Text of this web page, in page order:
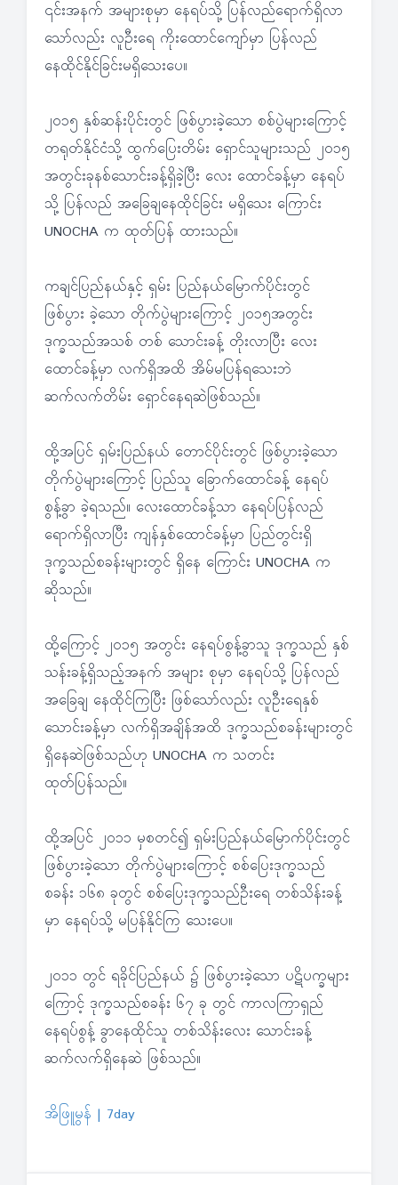
၎င်းအနက် အများစုမှာ နေရပ်သို့ ပြန်လည်ရောက်ရှိလာ
သော်လည်း လူဦးရေ ကိုးထောင်ကျော်မှာ ပြန်လည်
နေထိုင်နိုင်ခြင်းမရှိသေးပေ။
၂၀၁၅ နှစ်ဆန်းပိုင်းတွင် ဖြစ်ပွားခဲ့သော စစ်ပွဲများကြောင့်
တရုတ်နိုင်ငံသို့ ထွက်ပြေးတိမ်း ရှောင်သူများသည် ၂၀၁၅
အတွင်းခုနစ်သောင်းခန့်ရှိခဲ့ပြီး လေး ထောင်ခန့်မှာ နေရပ်
သို့ ပြန်လည် အခြေချနေထိုင်ခြင်း မရှိသေး ကြောင်း
UNOCHA က ထုတ်ပြန် ထားသည်။
ကချင်ပြည်နယ်နှင့် ရှမ်း ပြည်နယ်မြောက်ပိုင်းတွင်
ဖြစ်ပွား ခဲ့သော တိုက်ပွဲများကြောင့် ၂၀၁၅အတွင်း
ဒုက္ခသည်အသစ် တစ် သောင်းခန့် တိုးလာပြီး လေး
ထောင်ခန့်မှာ လက်ရှိအထိ အိမ်မပြန်ရသေးဘဲ
ဆက်လက်တိမ်း ရှောင်နေရဆဲဖြစ်သည်။
ထို့အပြင် ရှမ်းပြည်နယ် တောင်ပိုင်းတွင် ဖြစ်ပွားခဲ့သော
တိုက်ပွဲများကြောင့် ပြည်သူ ခြောက်ထောင်ခန့် နေရပ်
စွန့်ခွာ ခဲ့ရသည်။ လေးထောင်ခန့်သာ နေရပ်ပြန်လည်
ရောက်ရှိလာပြီး ကျန်နှစ်ထောင်ခန့်မှာ ပြည်တွင်းရှိ
ဒုက္ခသည်စခန်းများတွင် ရှိနေ ကြောင်း UNOCHA က
ဆိုသည်။
ထို့ကြောင့် ၂၀၁၅ အတွင်း နေရပ်စွန့်ခွာသူ ဒုက္ခသည် နှစ်
သန်းခန့်ရှိသည့်အနက် အများ စုမှာ နေရပ်သို့ ပြန်လည်
အခြေချ နေထိုင်ကြပြီး ဖြစ်သော်လည်း လူဦးရေနှစ်
သောင်းခန့်မှာ လက်ရှိအချိန်အထိ ဒုက္ခသည်စခန်းများတွင်
ရှိနေဆဲဖြစ်သည်ဟု UNOCHA က သတင်း
ထုတ်ပြန်သည်။
ထို့အပြင် ၂၀၁၁ မှစတင်၍ ရှမ်းပြည်နယ်မြောက်ပိုင်းတွင်
ဖြစ်ပွားခဲ့သော တိုက်ပွဲများကြောင့် စစ်ပြေးဒုက္ခသည်
စခန်း ၁၆၈ ခုတွင် စစ်ပြေးဒုက္ခသည်ဦးရေ တစ်သိန်းခန့်
မှာ နေရပ်သို့ မပြန်နိုင်ကြ သေးပေ။
၂၀၁၁ တွင် ရခိုင်ပြည်နယ် ၌ ဖြစ်ပွားခဲ့သော ပဋိပက္ခများ
ကြောင့် ဒုက္ခသည်စခန်း ၆၇ ခု တွင် ကာလကြာရှည်
နေရပ်စွန့် ခွာနေထိုင်သူ တစ်သိန်းလေး သောင်းခန့်
ဆက်လက်ရှိနေဆဲ ဖြစ်သည်။
အိဖြူမွန် | 7day